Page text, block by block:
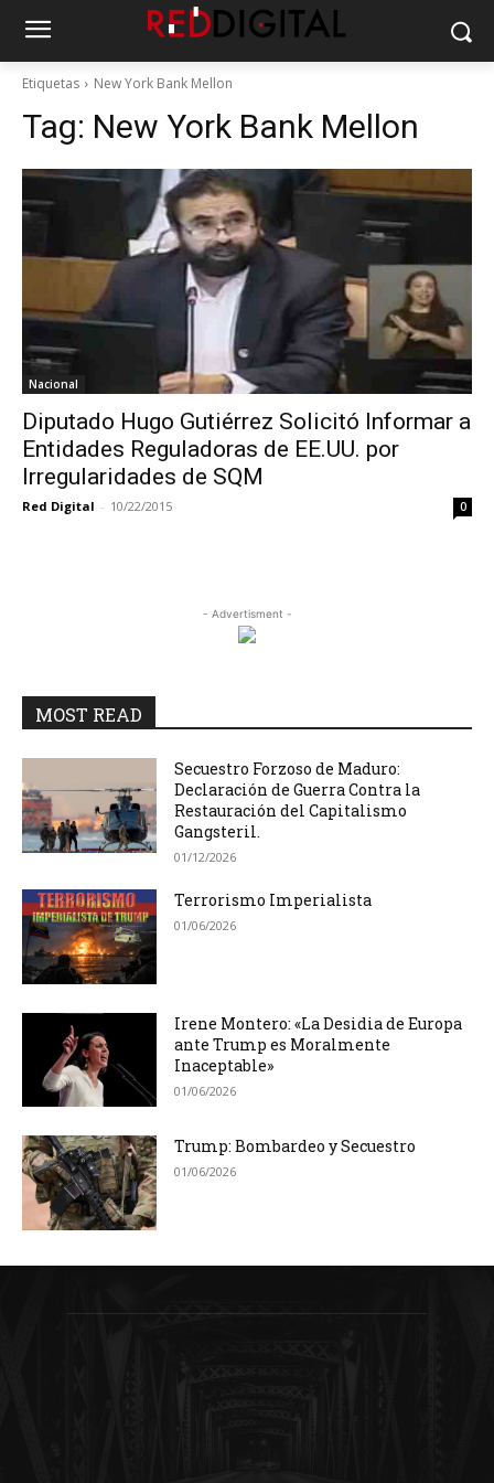
Etiquetas New York Bank Mellon
Tag: New York Bank Mellon
Nacional
Diputado Hugo Gutiérrez Solicitó Informar a
Entidades Reguladoras de EE.UU. por
Irregularidades de SQM
Red Digital - 10/22/2015 0
- Advertisment -
MOST READ
Secuestro Forzoso de Maduro:
Declaración de Guerra Contra la
Restauración del Capitalismo
Gangsteril.
01/12/2026
Terrorismo Imperialista
01/06/2026
Irene Montero: «La Desidia de Europa
ante Trump es Moralmente
Inaceptable»
01/06/2026
Trump: Bombardeo y Secuestro
01/06/2026